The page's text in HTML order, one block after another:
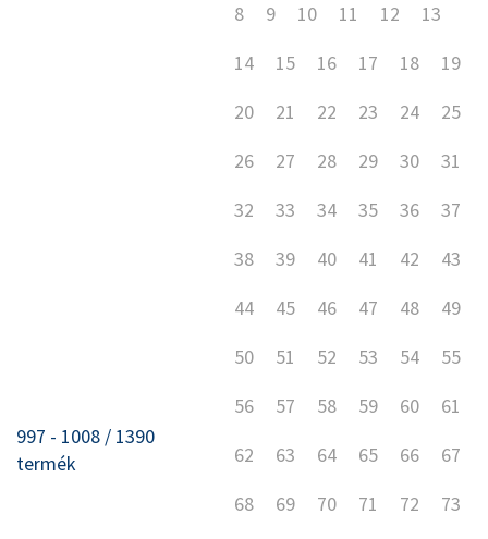
997 - 1008 / 1390
termék
8
9 10 11 12
13
14
15 16 17 18
19
20
21 22 23 24
25
26
27 28 29 30
31
32
33 34 35 36
37
38
39 40 41 42
43
44
45 46 47 48
49
50
51 52 53 54
55
56
57 58 59 60
61
62
63 64 65 66
67
68
69 70 71 72
73